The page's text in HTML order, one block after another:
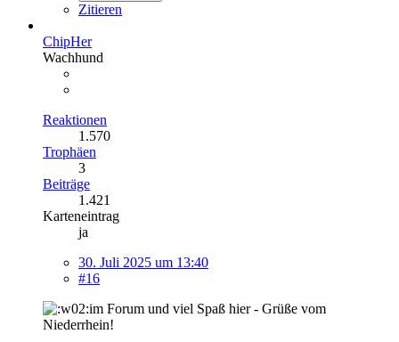
Zitieren
ChipHer
Wachhund
Reaktionen
1.570
Trophäen
3
Beiträge
1.421
Karteneintrag
ja
30. Juli 2025 um 13:40
#16
im Forum und viel Spaß hier - Grüße vom
Niederrhein!